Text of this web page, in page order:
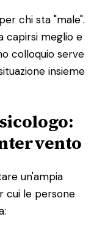
chi sta "male".
capirsi meglio e
colloquio serve
insieme
un'ampia
cui le persone